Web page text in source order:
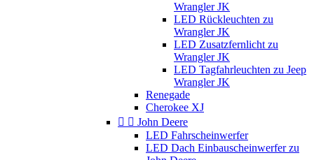
Wrangler JK
LED Rückleuchten zu
Wrangler JK
LED Zusatzfernlicht zu
Wrangler JK
LED Tagfahrleuchten zu Jeep
Wrangler JK
Renegade
Cherokee XJ
  John Deere
LED Fahrscheinwerfer
LED Dach Einbauscheinwerfer zu